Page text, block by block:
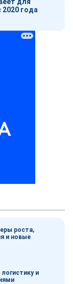
года
роста,
и новые
и